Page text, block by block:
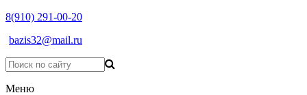
8(910) 291-00-20
bazis32@mail.ru
Меню